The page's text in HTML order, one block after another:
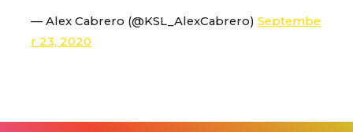
— Alex Cabrero (@KSL_AlexCabrero) Septembe
r 23, 2020